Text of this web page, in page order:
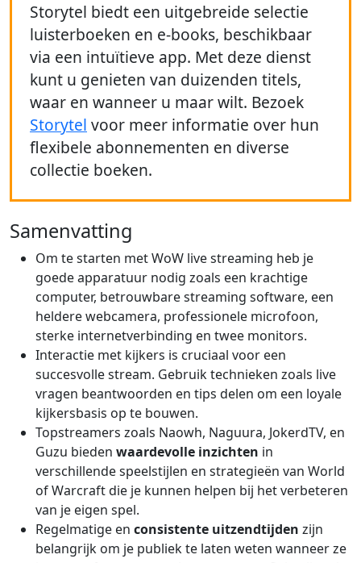
Storytel biedt een uitgebreide selectie
luisterboeken en e-books, beschikbaar
via een intuïtieve app. Met deze dienst
kunt u genieten van duizenden titels,
waar en wanneer u maar wilt. Bezoek
Storytel voor meer informatie over hun
flexibele abonnementen en diverse
collectie boeken.
Samenvatting
Om te starten met WoW live streaming heb je
goede apparatuur nodig zoals een krachtige
computer, betrouwbare streaming software, een
heldere webcamera, professionele microfoon,
sterke internetverbinding en twee monitors.
Interactie met kijkers is cruciaal voor een
succesvolle stream. Gebruik technieken zoals live
vragen beantwoorden en tips delen om een loyale
kijkersbasis op te bouwen.
Topstreamers zoals Naowh, Naguura, JokerdTV, en
Guzu bieden waardevolle inzichten in
verschillende speelstijlen en strategieën van World
of Warcraft die je kunnen helpen bij het verbeteren
van je eigen spel.
Regelmatige en consistente uitzendtijden zijn
belangrijk om je publiek te laten weten wanneer ze